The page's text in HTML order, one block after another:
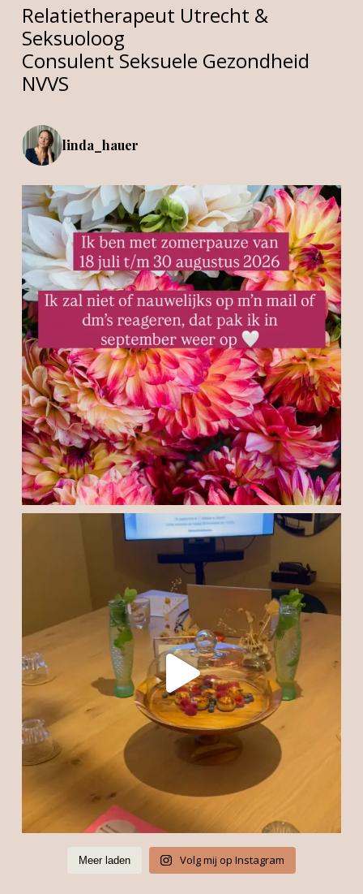
Relatietherapeut Utrecht &
Seksuoloog
Consulent Seksuele Gezondheid
NVVS
linda_hauer
Meer laden Volg mij op Instagram